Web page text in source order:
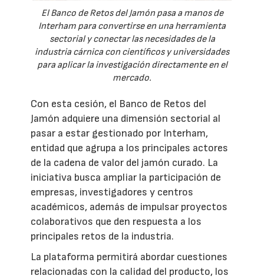
El Banco de Retos del Jamón pasa a manos de
Interham para convertirse en una herramienta
sectorial y conectar las necesidades de la
industria cárnica con científicos y universidades
para aplicar la investigación directamente en el
mercado.
Con esta cesión, el Banco de Retos del
Jamón adquiere una dimensión sectorial al
pasar a estar gestionado por Interham,
entidad que agrupa a los principales actores
de la cadena de valor del jamón curado. La
iniciativa busca ampliar la participación de
empresas, investigadores y centros
académicos, además de impulsar proyectos
colaborativos que den respuesta a los
principales retos de la industria.
La plataforma permitirá abordar cuestiones
relacionadas con la calidad del producto, los